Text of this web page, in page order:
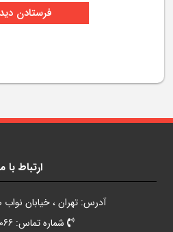
ارتباط با
آدرس: تهران ، خيابان نواب
شماره تماس: 09101639066